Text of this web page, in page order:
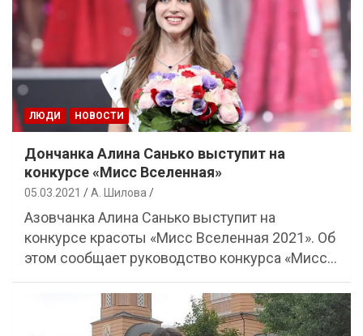
ЛЮДИ НОВОСТИ
Дончанка Алина Санько выступит на
конкурсе «Мисс Вселенная»
05.03.2021 А. Шилова
Азовчанка Алина Санько выступит на
конкурсе красоты «Мисс Вселенная 2021». Об
этом сообщает руководство конкурса «Мисс…